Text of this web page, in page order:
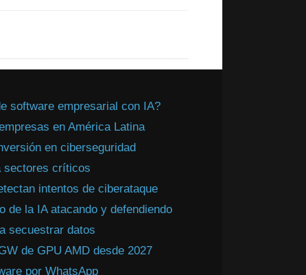
software empresarial con IA?
en América Latina
en ciberseguridad
sectores críticos
intentos de ciberataque
de la IA atacando y defendiendo
secuestrar datos
de GPU AMD desde 2027
por WhatsApp